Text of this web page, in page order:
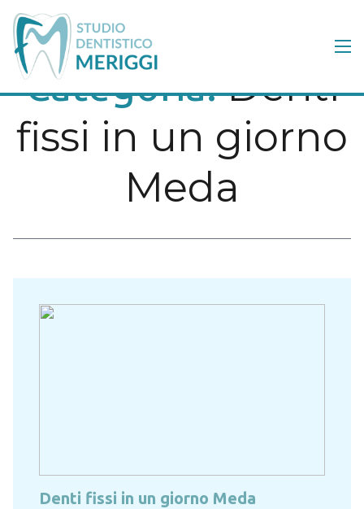
Categoria:Denti
fissi in un giorno
Meda
Denti fissi in un giorno Meda